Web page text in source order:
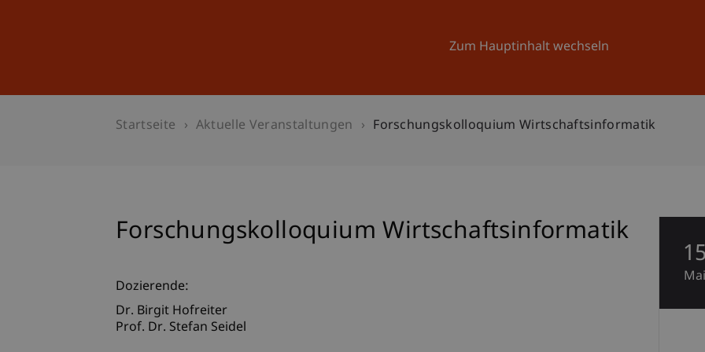
Zum Hauptinhalt wechseln
Universität Aktuelles
Startseite Aktuelle Veranstaltungen Forschungskolloquium Wirtschaftsinformatik
Forschungskolloquium Wirtschaftsinformatik
Dozierende:
Dr. Birgit Hofreiter
Prof. Dr. Stefan Seidel
15
Mai